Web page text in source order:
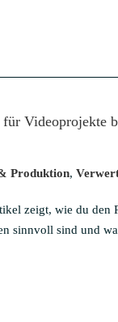
Videoprojekte
Produktion,
zeigt, wie du den
sinnvoll sind und